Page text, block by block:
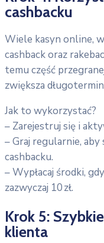
cashbacku
Wiele kasyn online,
cashback oraz
temu część
zwiększa
Jak to wykorzystać?
– Zarejestruj się i
– Graj regularnie,
cashbacku.
– Wypłacaj środki,
zazwyczaj 10 zł.
Krok 5:
klienta